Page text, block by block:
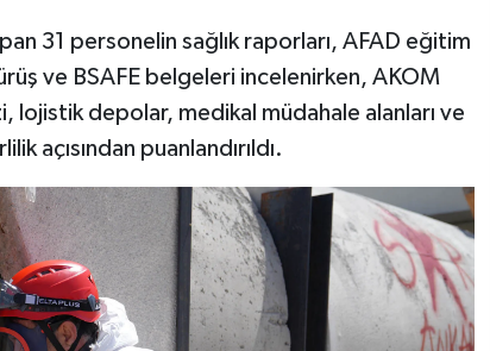
31 personelin sağlık raporları, AFAD eğitim
ve BSAFE belgeleri incelenirken, AKOM
depolar, medikal müdahale alanları ve
açısından puanlandırıldı.